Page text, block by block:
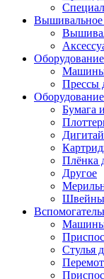
Вышивальное
Машины
Прессы
Бумага
Плёнка
Другое
Машины
Стулья